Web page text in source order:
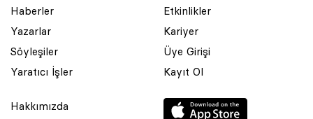
Haberler
Yazarlar
Söyleşiler
Yaratıcı İşler
Etkinlikler
Kariyer
Üye Girişi
Kayıt Ol
Hakkımızda